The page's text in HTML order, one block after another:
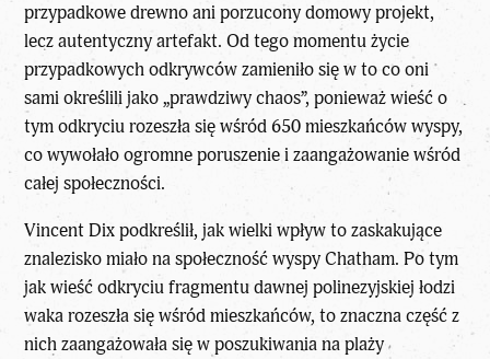
przypadkowe drewno ani porzucony domowy projekt,
lecz autentyczny artefakt. Od tego momentu życie
przypadkowych odkrywców zamieniło się w to co oni
sami określili jako „prawdziwy chaos”, ponieważ wieść o
tym odkryciu rozeszła się wśród 650 mieszkańców wyspy,
co wywołało ogromne poruszenie i zaangażowanie wśród
całej społeczności.
Vincent Dix podkreślił, jak wielki wpływ to zaskakujące
znalezisko miało na społeczność wyspy Chatham. Po tym
jak wieść odkryciu fragmentu dawnej polinezyjskiej łodzi
waka rozeszła się wśród mieszkańców, to znaczna część z
nich zaangażowała się w poszukiwania na plaży